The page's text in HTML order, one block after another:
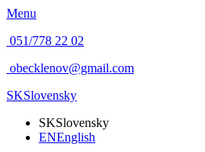
Menu
051/778 22 02
obecklenov@gmail.com
SKSlovensky
SKSlovensky
ENEnglish